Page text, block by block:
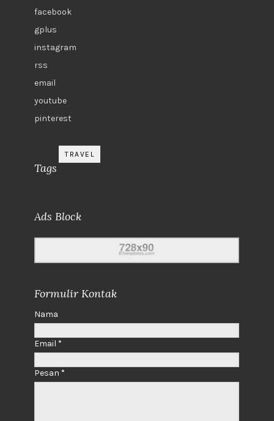
facebook
gplus
instagram
rss
email
youtube
pinterest
Tags
TRAVEL
Ads Block
Formulir Kontak
Nama
Email *
Pesan *